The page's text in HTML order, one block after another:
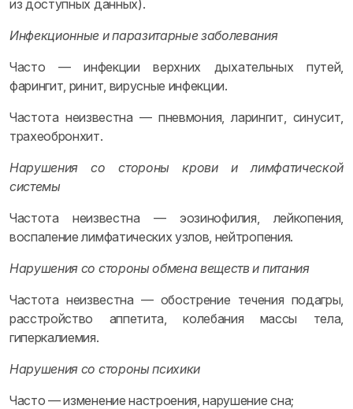
из доступных данных).
Инфекционные и паразитарные заболевания
Часто — инфекции верхних дыхательных путей,
фарингит, ринит, вирусные инфекции.
Частота неизвестна — пневмония, ларингит, синусит,
трахеобронхит.
Нарушения со стороны крови и лимфатической
системы
Частота неизвестна — эозинофилия, лейкопения,
воспаление лимфатических узлов, нейтропения.
Нарушения со стороны обмена веществ и питания
Частота неизвестна — обострение течения подагры,
расстройство аппетита, колебания массы тела,
гиперкалиемия.
Нарушения со стороны психики
Часто — изменение настроения, нарушение сна;